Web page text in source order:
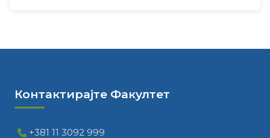
Контактирајте Факултет
+381 11 3092 999